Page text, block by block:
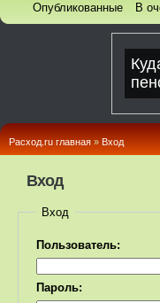
Опубликованные В
Расход.ru главная » Вход
Вход
Вход
Пользователь:
Пароль: